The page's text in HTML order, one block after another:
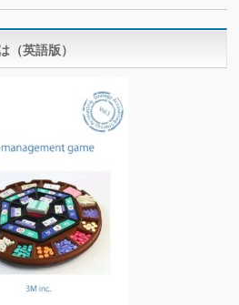
（英語版）